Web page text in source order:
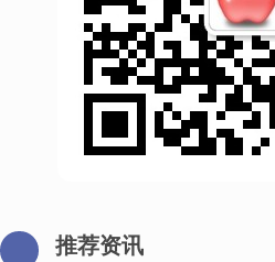
推荐资讯